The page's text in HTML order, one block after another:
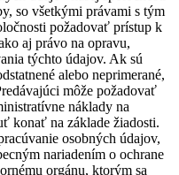
so všetkými právami s tým
požadovať prístup k
aj právo na opravu,
týchto údajov. Ak sú
alebo neprimerané,
môže požadovať
náklady na
konať na základe žiadosti.
osobných údajov,
nariadením o ochrane
orgánu, ktorým sa